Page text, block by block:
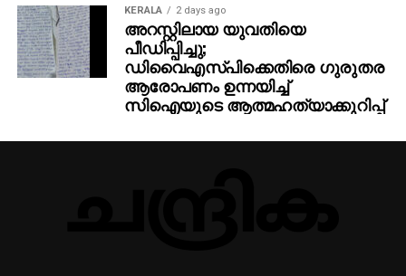
KERALA 2 days ago
അറസ്റ്റിലായ യുവതിയെ
പീഡിപ്പിച്ചു;
ഡിവൈഎസ്പിക്കെതിരെ ഗുരുതര
ആരോപണം ഉന്നയിച്ച്
സിഐയുടെ ആത്മഹത്യാക്കുറിപ്പ്